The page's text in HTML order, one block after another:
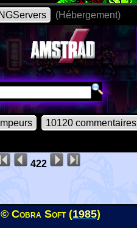
NGServers (Hébergement)
10120 commentaires
422
© Cobra Soft (1985)